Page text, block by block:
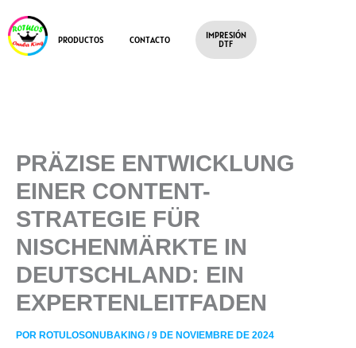
AL
CONTENIDO
PRODUCTOS CONTACTO IMPRESIÓN
DTF
PRÄZISE ENTWICKLUNG
EINER CONTENT-
STRATEGIE FÜR
NISCHENMÄRKTE IN
DEUTSCHLAND: EIN
EXPERTENLEITFADEN
POR ROTULOSONUBAKING /9 DE NOVIEMBRE DE 2024